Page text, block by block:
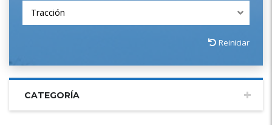
Tracción
Reiniciar
CATEGORÍA